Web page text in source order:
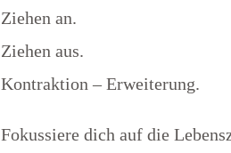
Ziehen an.
Ziehen aus.
Kontraktion – Erweiterung.
Fokussiere dich auf die